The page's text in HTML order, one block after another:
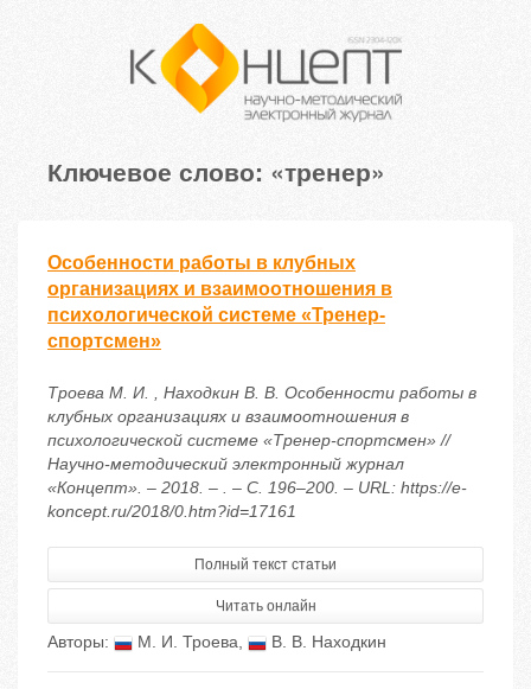
Ключевое слово: «тренер»
Особенности работы в клубных
организациях и взаимоотношения в
психологической системе «Тренер-
спортсмен»
Троева М. И. , Находкин В. В. Особенности работы в
клубных организациях и взаимоотношения в
психологической системе «Тренер-спортсмен» //
Научно-методический электронный журнал
«Концепт». – 2018. – . – С. 196–200. – URL: https://e-
koncept.ru/2018/0.htm?id=17161
Полный текст статьи
Читать онлайн
Авторы: М. И. Троева, В. В. Находкин